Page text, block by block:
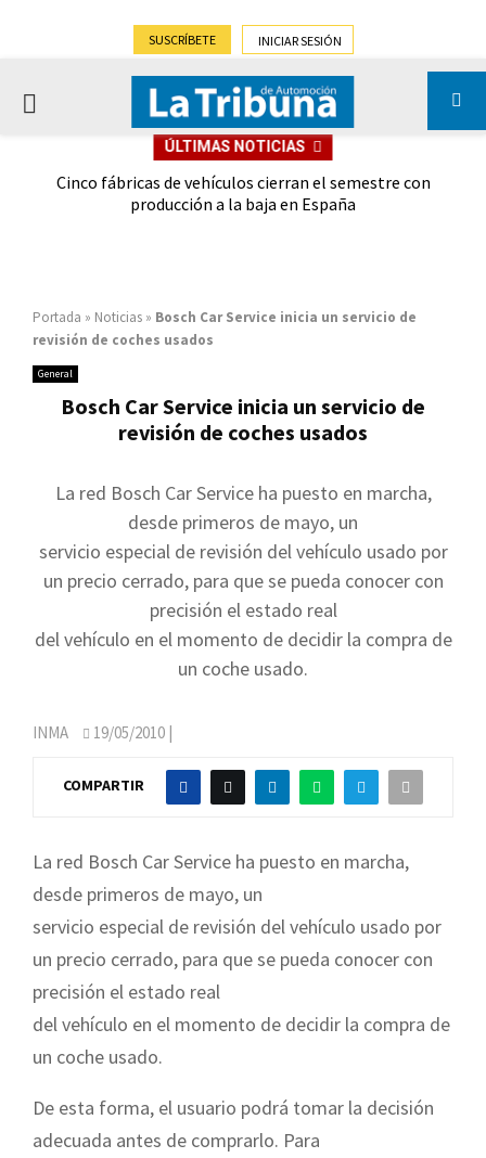
SUSCRÍBETE INICIAR SESIÓN
PRIMARY
ÚLTIMAS NOTICIAS
Cinco fábricas de vehículos cierran el semestre con
producción a la baja en España
Portada » Noticias » Bosch Car Service inicia un servicio de
revisión de coches usados
General
Bosch Car Service inicia un servicio de
revisión de coches usados
La red Bosch Car Service ha puesto en marcha,
desde primeros de mayo, un
servicio especial de revisión del vehículo usado por
un precio cerrado, para que se pueda conocer con
precisión el estado real
del vehículo en el momento de decidir la compra de
un coche usado.
INMA 19/05/2010 |
COMPARTIR
La red Bosch Car Service ha puesto en marcha,
desde primeros de mayo, un
servicio especial de revisión del vehículo usado por
un precio cerrado, para que se pueda conocer con
precisión el estado real
del vehículo en el momento de decidir la compra de
un coche usado.
De esta forma, el usuario podrá tomar la decisión
adecuada antes de comprarlo. Para